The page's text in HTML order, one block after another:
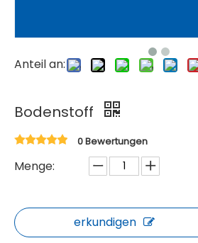
Anteil an:
Bodenstoff
0 Bewertungen
Menge:
erkundigen